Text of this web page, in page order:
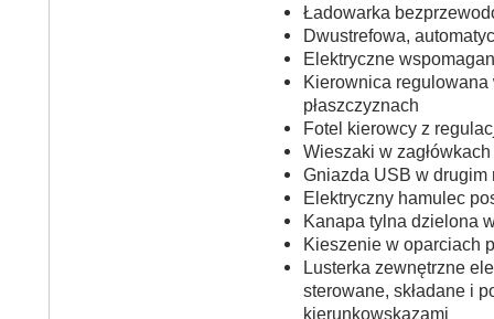
Ładowarka
Dwustrefowa,
Elektryczne
Kierownica regulowana
płaszczyznach
Fotel kierowcy z
Wieszaki w
Gniazda USB w drugim
Elektryczny hamulec
Kanapa tylna dzielona
Kieszenie w oparciach
Lusterka zewnętrzne
sterowane, składane i
kierunkowskazami